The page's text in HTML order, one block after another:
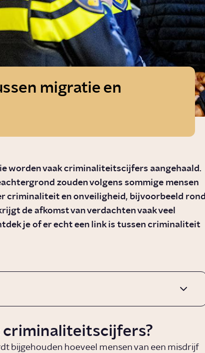
migratie en
worden vaak criminaliteitscijfers aangehaald.
zouden volgens sommige mensen
criminaliteit en onveiligheid, bijvoorbeeld rond
de afkomst van verdachten vaak veel
je of er echt een link is tussen criminaliteit
criminaliteitscijfers?
bijgehouden hoeveel mensen van een misdrijf